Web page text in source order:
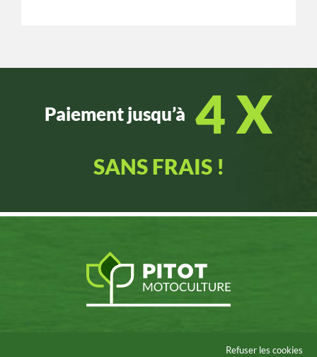
Paiement jusqu’à 4 X
SANS FRAIS !
Refuser les cookies